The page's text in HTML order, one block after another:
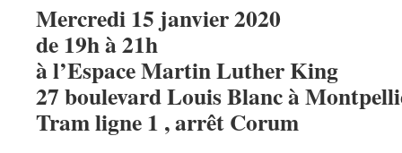
Mercredi 15 janvier 2020
de 19h à 21h
à l’Espace Martin Luther King
27 boulevard Louis Blanc à
Tram ligne 1 , arrêt Corum